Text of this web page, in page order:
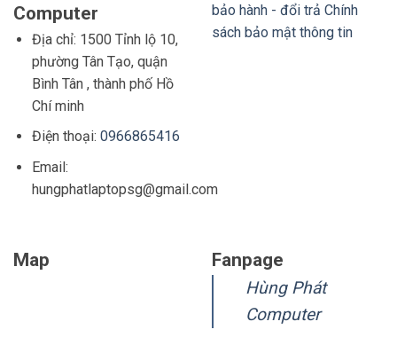
Computer
Địa chỉ: 1500 Tỉnh lộ 10,
phường Tân Tạo, quận
Bình Tân , thành phố Hồ
Chí minh
Điện thoại: 0966865416
Email:
hungphatlaptopsg@gmail.com
bảo hành - đổi trả Chính
sách bảo mật thông tin
Map Fanpage
Hùng Phát
Computer